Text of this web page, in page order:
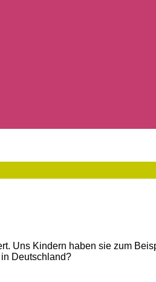
Uns Kindern haben sie zum
Deutschland?